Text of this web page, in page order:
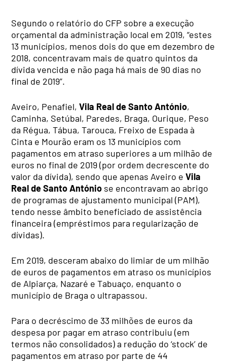
Segundo o relatório do CFP sobre a execução
orçamental da administração local em 2019, “estes
13 municípios, menos dois do que em dezembro de
2018, concentravam mais de quatro quintos da
dívida vencida e não paga há mais de 90 dias no
final de 2019”.
Aveiro, Penafiel,Vila Real de Santo António,
Caminha, Setúbal, Paredes, Braga, Ourique, Peso
da Régua, Tábua, Tarouca, Freixo de Espada à
Cinta e Mourão eram os 13 municípios com
pagamentos em atraso superiores a um milhão de
euros no final de 2019 (por ordem decrescente do
valor da dívida), sendo que apenas Aveiro eVila
Real de Santo António se encontravam ao abrigo
de programas de ajustamento municipal (PAM),
tendo nesse âmbito beneficiado de assistência
financeira (empréstimos para regularização de
dívidas).
Em 2019, desceram abaixo do limiar de um milhão
de euros de pagamentos em atraso os municípios
de Alpiarça, Nazaré e Tabuaço, enquanto o
município de Braga o ultrapassou.
Para o decréscimo de 33 milhões de euros da
despesa por pagar em atraso contribuiu (em
termos não consolidados) a redução do ‘stock’ de
pagamentos em atraso por parte de 44